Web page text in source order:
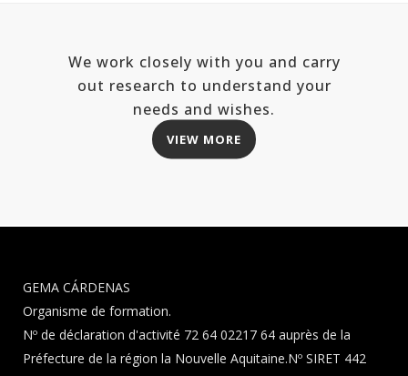
We work closely with you and carry
out research to understand your
needs and wishes.
VIEW MORE
GEMA CÁRDENAS
Organisme de formation.
Nº de déclaration d'activité 72 64 02217 64 auprès de la
Préfecture de la région la Nouvelle Aquitaine.Nº SIRET 442